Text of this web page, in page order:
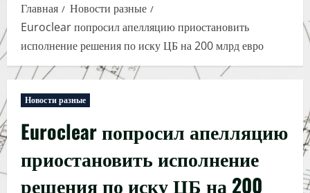
Главная
Новости разные
Euroclear попросил апелляцию приостановить
исполнение решения по иску ЦБ на 200 млрд евро
Новости разные
Euroclear попросил апелляцию
приостановить исполнение
решения по иску ЦБ на 200